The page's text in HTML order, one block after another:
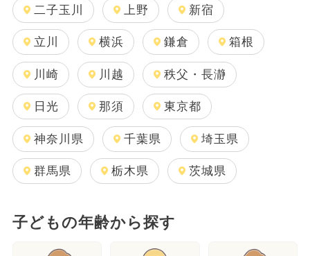
二子玉川 上野 新宿
立川 横浜 鎌倉 箱根
川崎 川越 秩父・長瀞
日光 那須 東京都
神奈川県 千葉県 埼玉県
群馬県 栃木県 茨城県
子どもの年齢から探す